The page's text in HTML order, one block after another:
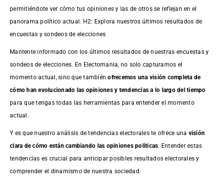
permitiéndote ver cómo tus opiniones y las de otros se reflejan en el
panorama político actual. H2: Explora nuestros últimos resultados de
encuestas y sondeos de elecciones
Mantente informado con los últimos resultados de nuestras encuestasy
sondeos de elecciones. En Electomania, no solo capturamos el
momento actual, sino que tambiénofrecemos una visión completa de
cómo han evolucionado las opiniones y tendencias a lo largo del tiempo
para que tengas todas las herramientas para entender el momento
actual.
Y es que nuestro análisis de tendencias electorales te ofrece una visión
clara de cómo están cambiando las opiniones políticas. Entender estas
tendencias es crucial para anticipar posibles resultados electorales y
comprender el dinamismo de nuestra sociedad.